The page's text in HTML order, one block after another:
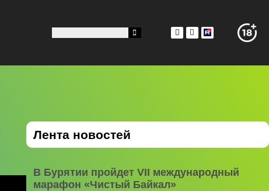
Лента новостей
В Бурятии пройдет VII международный
марафон «Чистый Байкал»